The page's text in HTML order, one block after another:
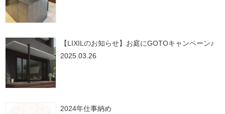
【LIXILのお知らせ】お庭にGOTOキャンペーン♪
2025.03.26
2024年仕事納め